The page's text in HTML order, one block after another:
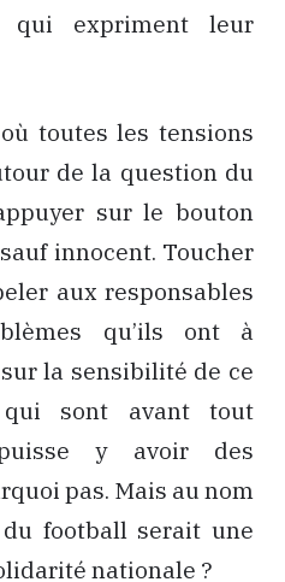
qui expriment leur
toutes les tensions
de la question du
sur le bouton
innocent. Toucher
aux responsables
qu’ils ont à
sur la sensibilité de ce
sont avant tout
y avoir des
pas. Mais au nom
du football serait une
nationale ?